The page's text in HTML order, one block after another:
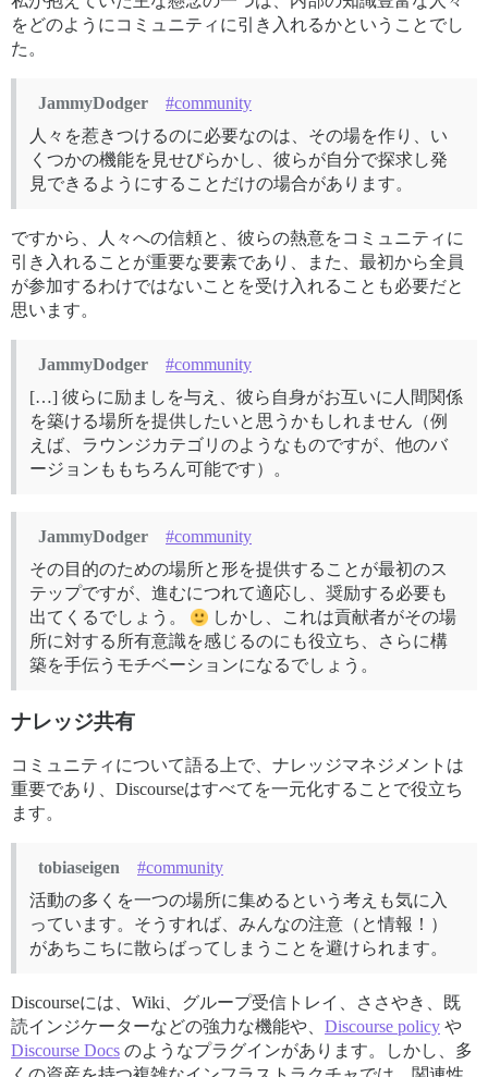
をどのようにコミュニティに引き入れるかということでし
た。
JammyDodger
#community
人々を惹きつけるのに必要なのは、その場を作り、い
くつかの機能を見せびらかし、彼らが自分で探求し発
見できるようにすることだけの場合があります。
ですから、人々への信頼と、彼らの熱意をコミュニティに
引き入れることが重要な要素であり、また、最初から全員
が参加するわけではないことを受け入れることも必要だと
思います。
JammyDodger
#community
[…] 彼らに励ましを与え、彼ら自身がお互いに人間関係
を築ける場所を提供したいと思うかもしれません（例
えば、ラウンジカテゴリのようなものですが、他のバ
ージョンももちろん可能です）。
JammyDodger
#community
その目的のための場所と形を提供することが最初のス
テップですが、進むにつれて適応し、奨励する必要も
出てくるでしょう。
しかし、これは貢献者がその場
所に対する所有意識を感じるのにも役立ち、さらに構
築を手伝うモチベーションになるでしょう。
ナレッジ共有
コミュニティについて語る上で、ナレッジマネジメントは
重要であり、Discourseはすべてを一元化することで役立ち
ます。
tobiaseigen
#community
活動の多くを一つの場所に集めるという考えも気に入
っています。そうすれば、みんなの注意（と情報！）
があちこちに散らばってしまうことを避けられます。
Discourseには、Wiki、グループ受信トレイ、ささやき、既
読インジケーターなどの強力な機能や、 Discourse policy や
Discourse Docs のようなプラグインがあります。しかし、多